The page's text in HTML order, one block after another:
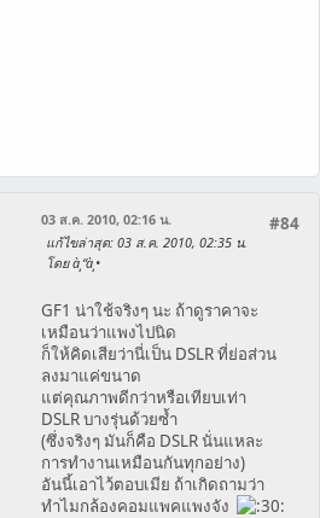
#84
03 ส.ค. 2010, 02:16 น.
แก้ไขล่าสุด: 03 ส.ค. 2010, 02:35 น.
โดย à¸“à¸•
GF1 น่าใช้จริงๆ นะ ถ้าดูราคาจะ
เหมือนว่าแพงไปนิด
ก็ให้คิดเสียว่านี่เป็น DSLR ที่ย่อส่วน
ลงมาแค่ขนาด
แต่คุณภาพดีกว่าหรือเทียบเท่า
DSLR บางรุ่นด้วยซ้ำ
(ซึ่งจริงๆ มันก็คือ DSLR นั่นแหละ
การทำงานเหมือนกันทุกอย่าง)
อันนี้เอาไว้ตอบเมีย ถ้าเกิดถามว่า
ทำไมกล้องคอมแพคแพงจัง